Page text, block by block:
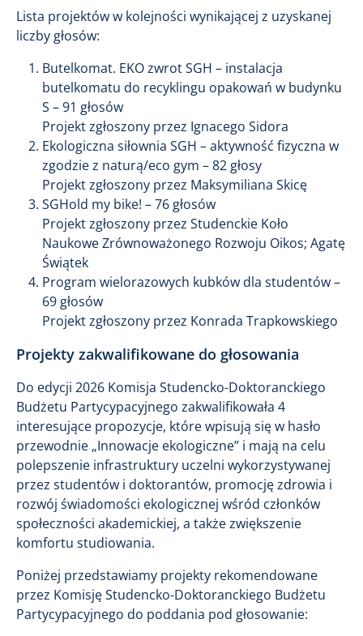
Lista projektów w kolejności wynikającej z uzyskanej
liczby głosów:
Butelkomat. EKO zwrot SGH – instalacja
butelkomatu do recyklingu opakowań w budynku
S – 91 głosów
Projekt zgłoszony przez Ignacego Sidora
Ekologiczna siłownia SGH – aktywność fizyczna w
zgodzie z naturą/eco gym – 82 głosy
Projekt zgłoszony przez Maksymiliana Skicę
SGHold my bike! – 76 głosów
Projekt zgłoszony przez Studenckie Koło
Naukowe Zrównoważonego Rozwoju Oikos; Agatę
Świątek
Program wielorazowych kubków dla studentów –
69 głosów
Projekt zgłoszony przez Konrada Trapkowskiego
Projekty zakwalifikowane do głosowania
Do edycji 2026 Komisja Studencko-Doktoranckiego
Budżetu Partycypacyjnego zakwalifikowała 4
interesujące propozycje, które wpisują się w hasło
przewodnie „Innowacje ekologiczne” i mają na celu
polepszenie infrastruktury uczelni wykorzystywanej
przez studentów i doktorantów, promocję zdrowia i
rozwój świadomości ekologicznej wśród członków
społeczności akademickiej, a także zwiększenie
komfortu studiowania.
Poniżej przedstawiamy projekty rekomendowane
przez Komisję Studencko-Doktoranckiego Budżetu
Partycypacyjnego do poddania pod głosowanie: